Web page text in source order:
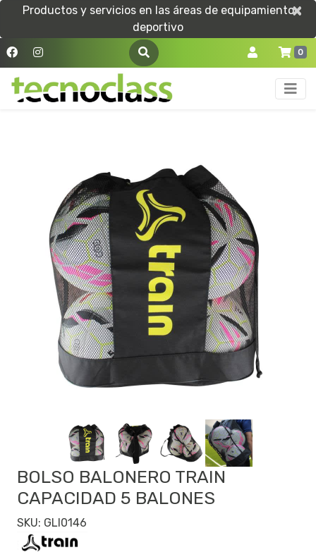
Productos y servicios en las áreas de equipamiento
deportivo
×
×
0
BOLSO BALONERO TRAIN
CAPACIDAD 5 BALONES
SKU: GLI0146